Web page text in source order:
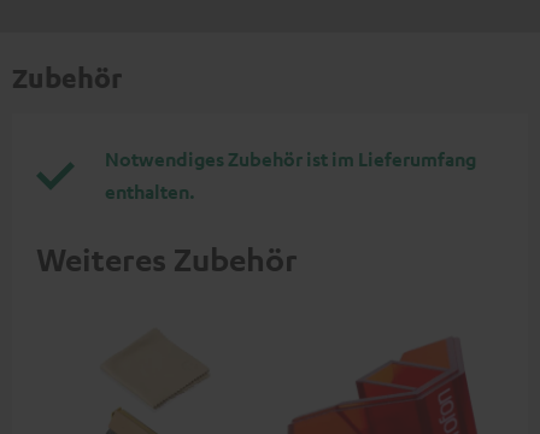
Zubehör
Notwendiges Zubehör ist im Lieferumfang
enthalten.
Weiteres Zubehör